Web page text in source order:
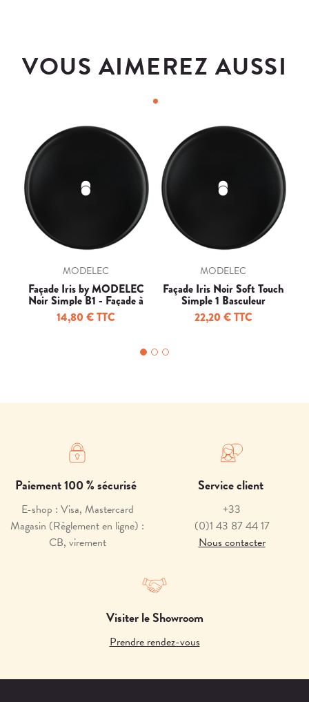
VOUS AIMEREZ AUSSI
MODELEC
Façade Iris by MODELEC
Noir Simple B1 - Façade à
clip.
14,80 € TTC
MODELEC
Façade Iris Noir Soft Touch
Simple 1 Basculeur
22,20 € TTC
Paiement 100 % sécurisé
E-shop : Visa, Mastercard
Magasin (Règlement en ligne) :
CB, virement
Service client
+33
(0)1 43 87 44 17
Nous contacter
Visiter le Showroom
Prendre rendez-vous